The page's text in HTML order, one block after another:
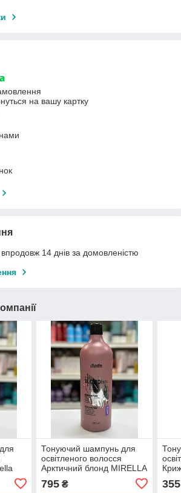
на вашу картку
14 днів за домовленістю
Тонуючий шампунь для
освітленого волосся
Арктичний блонд MIRELLA
1000 мл
795₴ 355